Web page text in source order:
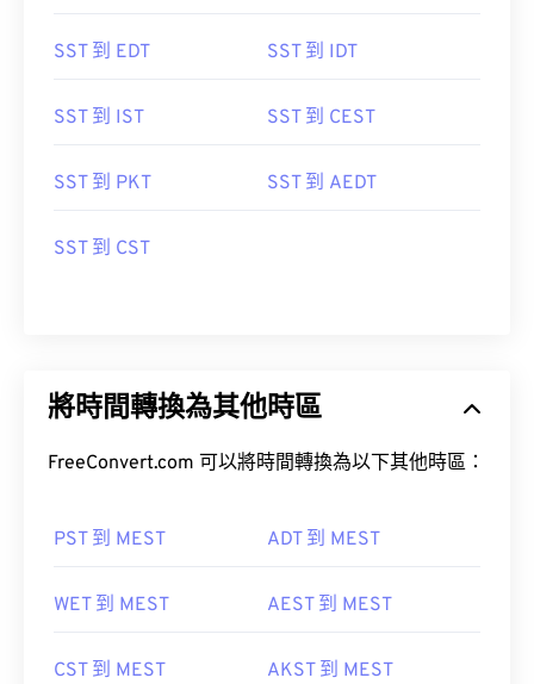
SST 到 EDT SST 到 IDT
SST 到 IST SST 到 CEST
SST 到 PKT SST 到 AEDT
SST 到 CST
將時間轉換為其他時區
FreeConvert.com 可以將時間轉換為以下其他時區：
PST 到 MEST ADT 到 MEST
WET 到 MEST AEST 到 MEST
CST 到 MEST AKST 到 MEST